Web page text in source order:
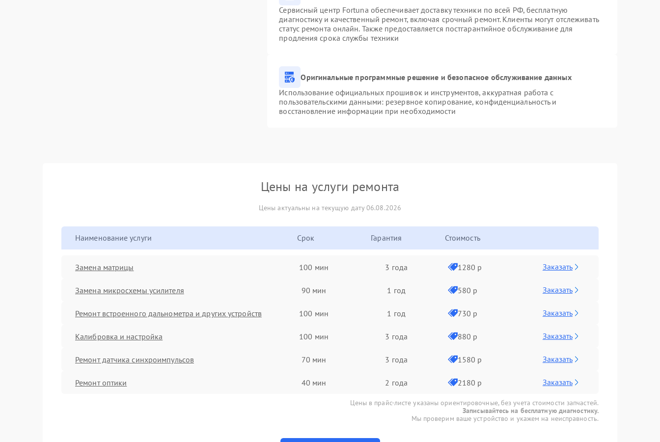
Сервисный центр Fortuna обеспечивает доставку техники по всей РФ, бесплатную
диагностику и качественный ремонт, включая срочный ремонт. Клиенты могут отслеживать
статус ремонта онлайн. Также предоставляется постгарантийное обслуживание для
продления срока службы техники
Оригинальные программные решение и безопасное обслуживание данных
Использование официальных прошивок и инструментов, аккуратная работа с
пользовательскими данными: резервное копирование, конфиденциальность и
восстановление информации при необходимости
Цены на услуги ремонта
Цены актуальны на текущую дату 06.08.2026
Наименование услуги Срок Гарантия Стоимость
Замена матрицы 100 мин 3 года 1280 р Заказать
Замена микросхемы усилителя 90 мин 1 год 580 р Заказать
Ремонт встроенного дальнометра и других устройств 100 мин 1 год 730 р Заказать
Калибровка и настройка 100 мин 3 года 880 р Заказать
Ремонт датчика синхроимпульсов 70 мин 3 года 1580 р Заказать
Ремонт оптики 40 мин 2 года 2180 р Заказать
Цены в прайс-листе указаны ориентировочные, без учета стоимости запчастей.
Записывайтесь на бесплатную диагностику.
Мы проверим ваше устройство и укажем на неисправность.